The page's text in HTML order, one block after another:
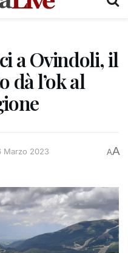
a Ovindoli, il
dà l’ok al
Marzo 2023 AA